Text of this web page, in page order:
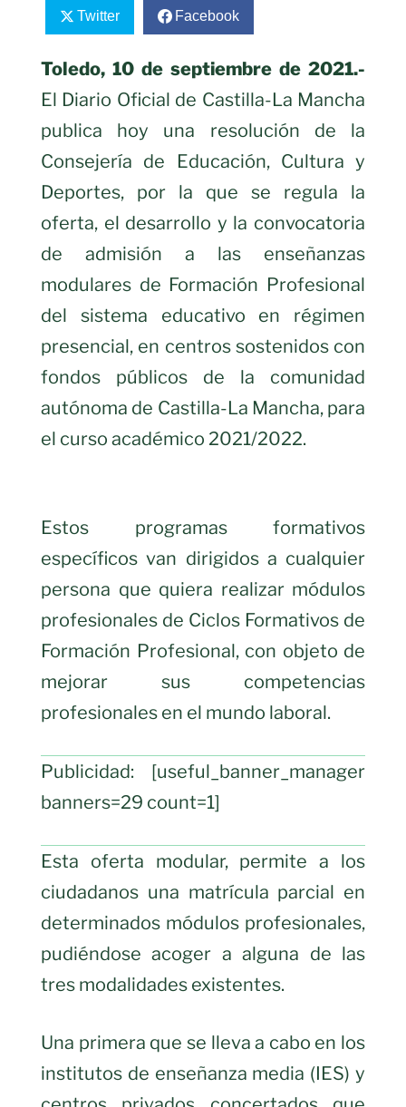
Twitter Facebook
Toledo, 10 de septiembre de 2021.-
El Diario Oficial de Castilla-La Mancha
publica hoy una resolución de la
Consejería de Educación, Cultura y
Deportes, por la que se regula la
oferta, el desarrollo y la convocatoria
de admisión a las enseñanzas
modulares de Formación Profesional
del sistema educativo en régimen
presencial, en centros sostenidos con
fondos públicos de la comunidad
autónoma de Castilla-La Mancha, para
el curso académico 2021/2022.
Estos programas formativos
específicos van dirigidos a cualquier
persona que quiera realizar módulos
profesionales de Ciclos Formativos de
Formación Profesional, con objeto de
mejorar sus competencias
profesionales en el mundo laboral.
Publicidad: [useful_banner_manager
banners=29 count=1]
Esta oferta modular, permite a los
ciudadanos una matrícula parcial en
determinados módulos profesionales,
pudiéndose acoger a alguna de las
tres modalidades existentes.
Una primera que se lleva a cabo en los
institutos de enseñanza media (IES) y